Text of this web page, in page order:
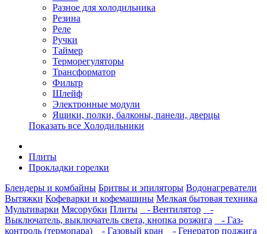
Разное для холодильника
Резина
Реле
Ручки
Таймер
Терморегуляторы
Трансформатор
Фильтр
Шлейф
Электронные модули
Ящики, полки, балконы, панели, дверцы
Показать все Холодильники
Плиты
Прокладки горелки
Блендеры и комбайны Бритвы и эпиляторы Водонагреватели
Вытяжки Кофеварки и кофемашины Мелкая бытовая техника
Мультиварки Мясорубки Плиты - Вентилятор
-
Выключатель, выключатель света, кнопка розжига
- Газ-
контроль (термопара)
- Газовый кран
- Генератор поджига